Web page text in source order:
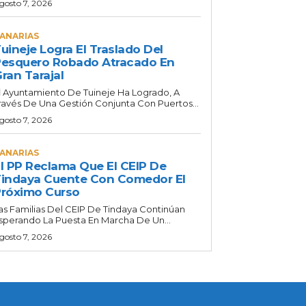
7, 2026
Logra El Traslado Del
Robado Atracado En
Tarajal
Ayuntamiento De Tuineje Ha Logrado, A
De Una Gestión Conjunta Con Puertos...
7, 2026
PP Reclama Que El CEIP De
Cuente Con Comedor El
Curso
Familias Del CEIP De Tindaya Continúan
La Puesta En Marcha De Un...
7, 2026